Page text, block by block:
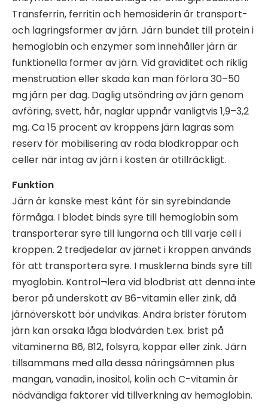
Transferrin, ferritin och hemosiderin är transport-
och lagringsformer av järn. Järn bundet till protein i
hemoglobin och enzymer som innehåller järn är
funktionella former av järn. Vid graviditet och riklig
menstruation eller skada kan man förlora 30–50
mg järn per dag. Daglig utsöndring av järn genom
avföring, svett, hår, naglar uppnår vanligtvis 1,9–3,2
mg. Ca 15 procent av kroppens järn lagras som
reserv för mobilisering av röda blodkroppar och
celler när intag av järn i kosten är otillräckligt.
Funktion
Järn är kanske mest känt för sin syrebindande
förmåga. I blodet binds syre till hemoglobin som
transporterar syre till lungorna och till varje cell i
kroppen. 2 tredjedelar av järnet i kroppen används
för att transportera syre. I musklerna binds syre till
myoglobin. Kontrol¬lera vid blodbrist att denna inte
beror på underskott av B6-vitamin eller zink, då
järnöverskott bör undvikas. Andra brister förutom
järn kan orsaka låga blodvärden t.ex. brist på
vitaminerna B6, B12, folsyra, koppar eller zink. Järn
tillsammans med alla dessa näringsämnen plus
mangan, vanadin, inositol, kolin och C-vitamin är
nödvändiga faktorer vid tillverkning av hemoglobin.